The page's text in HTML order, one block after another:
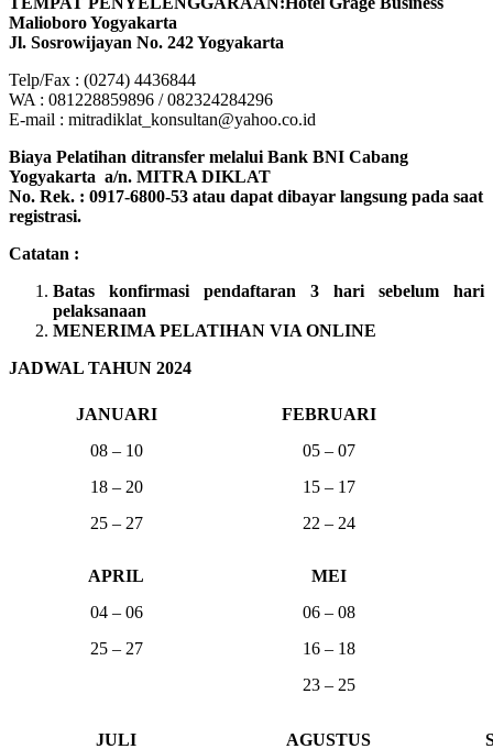
Malioboro Yogyakarta
Jl. Sosrowijayan No. 242 Yogyakarta
Telp/Fax : (0274) 4436844
WA : 081228859896 / 082324284296
E-mail : mitradiklat_konsultan@yahoo.co.id
Biaya Pelatihan ditransfer melalui Bank BNI Cabang
Yogyakarta a/n. MITRA DIKLAT
No. Rek. : 0917-6800-53 atau dapat dibayar langsung pada saat
registrasi.
Catatan :
Batas konfirmasi pendaftaran 3 hari sebelum hari
pelaksanaan
MENERIMA PELATIHAN VIA ONLINE
JADWAL TAHUN 2024
JANUARI
FEBRUARI
08 – 10
05 – 07
18 – 20
15 – 17
25 – 27
22 – 24
APRIL
MEI
04 – 06
06 – 08
25 – 27
16 – 18
23 – 25
JULI AGUSTUS